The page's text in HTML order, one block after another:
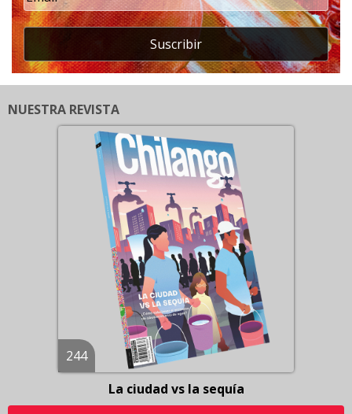
Suscribir
NUESTRA REVISTA
244
La ciudad vs la sequía